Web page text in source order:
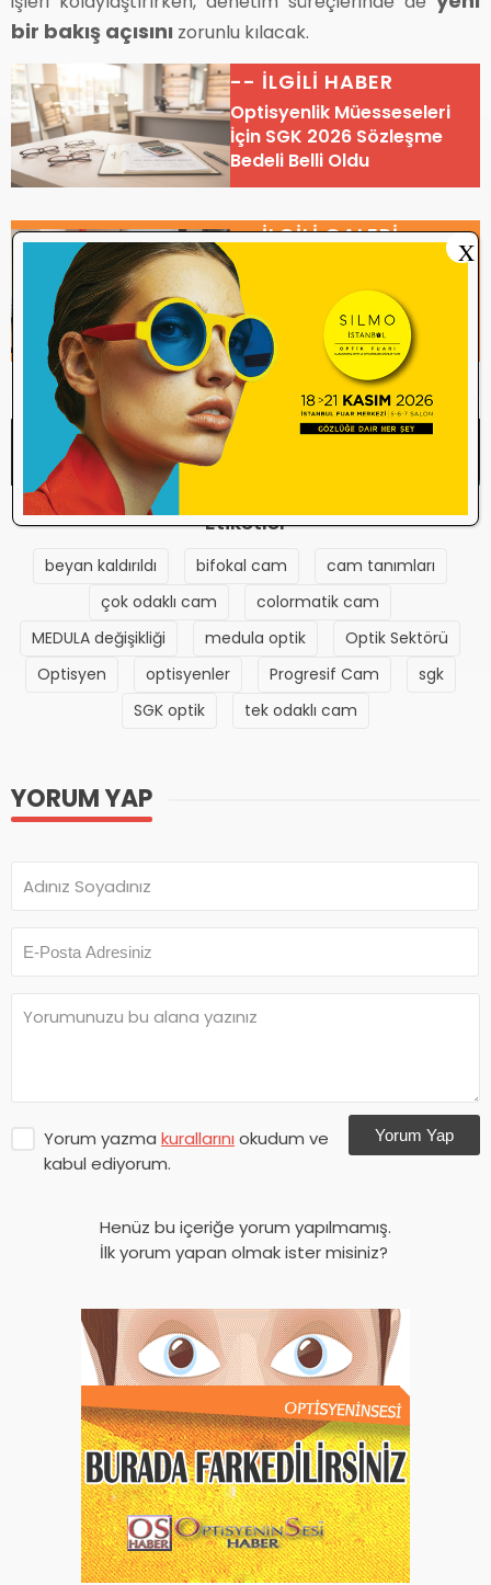
bir bakış açısını zorunlu kılacak.
-- İLGİLİ HABER
Optisyenlik Müesseseleri
İçin SGK 2026 Sözleşme
Bedeli Belli Oldu
-- İLGİLİ GALERİ
Çok Odaklı Gözlükler
Ücretsiz Değil! SGK
Düzenlemesine Noktayı
Başkan Erdoğan Koydu
Etiketler
beyan kaldırıldı bifokal cam
cam tanımları
çok odaklı cam
colormatik cam
MEDULA değişikliği
medula optik
Optik Sektörü
Optisyen
optisyenler Progresif Cam
sgk
SGK optik
tek odaklı cam
YORUM YAP
Yorum yazma kurallarını okudum ve
kabul ediyorum.
Yorum Yap
Henüz bu içeriğe yorum yapılmamış.
İlk yorum yapan olmak ister misiniz?
X